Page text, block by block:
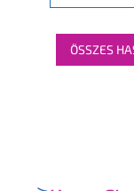
ÖSSZES